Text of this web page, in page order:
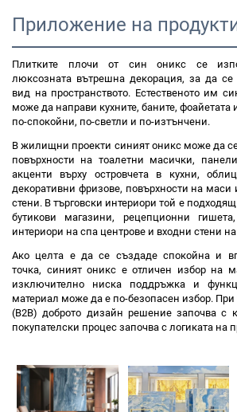
Приложение на
Плитките плочи от син оникс се
люксозната вътрешна декорация, за да се
вид на пространството. Естественото им
може да направи кухните, баните, фоайетата
по-спокойни, по-светли и по-изтънчени.
В жилищни проекти синият оникс може да
повърхности на тоалетни масички,
акценти върху островчета в кухни,
декоративни фризове, повърхности на маси
стени. В търговски интериори той е
бутикови магазини, рецепционни
интериори на спа центрове и входни стени
Ако целта е да се създаде спокойна и
точка, синият оникс е отличен избор на
изключително ниска поддръжка и
материал може да е по-безопасен избор. При
(B2B) доброто дизайн решение започва с
покупателски процес започва с логиката на